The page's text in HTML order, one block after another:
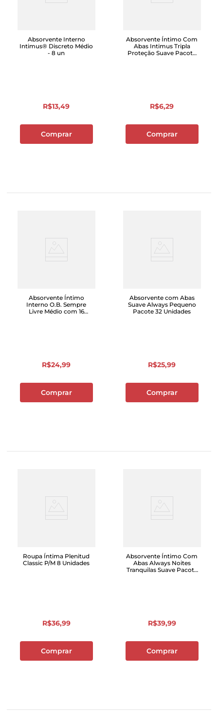
Absorvente Interno
Intimus® Discreto Médio
- 8 un
R$13,49
Comprar
Absorvente Íntimo Com
Abas Intimus Tripla
Proteção Suave Pacote
R$6,29
Comprar
Absorvente Íntimo
Interno O.B. Sempre
Livre Médio com 16
R$24,99
Comprar
Absorvente com Abas
Suave Always Pequeno
Pacote 32 Unidades
R$25,99
Comprar
Roupa Íntima Plenitud
Classic P/M 8 Unidades
R$36,99
Comprar
Absorvente Íntimo Com
Abas Always Noites
Tranquilas Suave Pacote
R$39,99
Comprar